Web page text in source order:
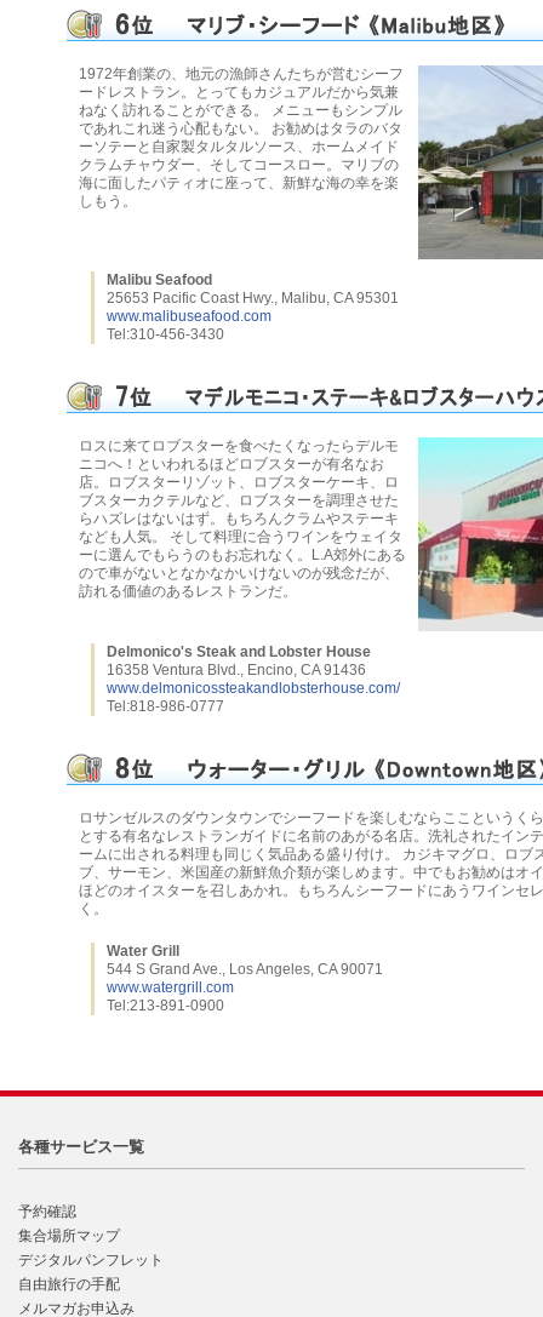
1972年創業の、地元の漁師さんたちが営むシーフ
ードレストラン。とってもカジュアルだから気兼
ねなく訪れることができる。 メニューもシンプル
であれこれ迷う心配もない。 お勧めはタラのバタ
ーソテーと自家製タルタルソース、ホームメイド
クラムチャウダー、そしてコースロー。マリブの
海に面したパティオに座って、新鮮な海の幸を楽
しもう。
Malibu Seafood
25653 Pacific Coast Hwy., Malibu, CA 95301
www.malibuseafood.com
Tel:310-456-3430
ロスに来てロブスターを食べたくなったらデルモ
ニコへ！といわれるほどロブスターが有名なお
店。ロブスターリゾット、ロブスターケーキ、ロ
ブスターカクテルなど、ロブスターを調理させた
らハズレはないはず。もちろんクラムやステーキ
なども人気。 そして料理に合うワインをウェイタ
ーに選んでもらうのもお忘れなく。L.A郊外にある
ので車がないとなかなかいけないのが残念だが、
訪れる価値のあるレストランだ。
Delmonico's Steak and Lobster House
16358 Ventura Blvd., Encino, CA 91436
www.delmonicossteakandlobsterhouse.com/
Tel:818-986-0777
ロサンゼルスのダウンタウンでシーフードを楽しむならここというく
とする有名なレストランガイドに名前のあがる名店。洗礼されたイン
ームに出される料理も同じく気品ある盛り付け。 カジキマグロ、ロブ
ブ、サーモン、米国産の新鮮魚介類が楽しめます。中でもお勧めはオ
ほどのオイスターを召しあかれ。もちろんシーフードにあうワインセ
く。
Water Grill
544 S Grand Ave., Los Angeles, CA 90071
www.watergrill.com
Tel:213-891-0900
各種サービス一覧
予約確認
集合場所マップ
デジタルパンフレット
自由旅行の手配
メルマガお申込み